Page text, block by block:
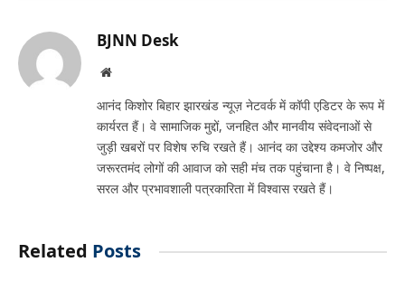
BJNN Desk
Website
आनंद किशोर बिहार झारखंड न्यूज़ नेटवर्क में कॉपी एडिटर के रूप में
कार्यरत हैं। वे सामाजिक मुद्दों, जनहित और मानवीय संवेदनाओं से
जुड़ी खबरों पर विशेष रुचि रखते हैं। आनंद का उद्देश्य कमजोर और
जरूरतमंद लोगों की आवाज को सही मंच तक पहुंचाना है। वे निष्पक्ष,
सरल और प्रभावशाली पत्रकारिता में विश्वास रखते हैं।
Related Posts